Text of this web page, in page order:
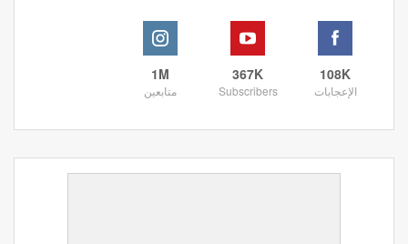
108K
الإعجابات
367K
Subscribers
1M
متابعين